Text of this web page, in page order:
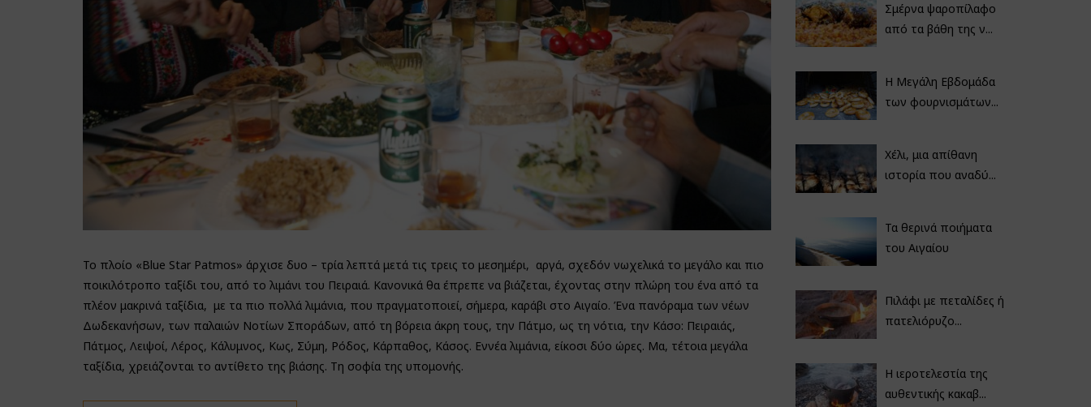
Το πλοίο «Blue Star Patmos» άρχισε δυο – τρία λεπτά μετά τις τρεις το μεσημέρι, αργά, σχεδόν νωχελικά το μεγάλο και πιο
ποικιλότροπο ταξίδι του, από το λιμάνι του Πειραιά. Κανονικά θα έπρεπε να βιάζεται, έχοντας στην πλώρη του ένα από τα
πλέον μακρινά ταξίδια, με τα πιο πολλά λιμάνια, που πραγματοποιεί, σήμερα, καράβι στο Αιγαίο. Ένα πανόραμα των νέων
Δωδεκανήσων, των παλαιών Νοτίων Σποράδων, από τη βόρεια άκρη τους, την Πάτμο, ως τη νότια, την Κάσο: Πειραιάς,
Πάτμος, Λειψοί, Λέρος, Κάλυμνος, Κως, Σύμη, Ρόδος, Κάρπαθος, Κάσος. Εννέα λιμάνια, είκοσι δύο ώρες. Μα, τέτοια μεγάλα
ταξίδια, χρειάζονται το αντίθετο της βιάσης. Τη σοφία της υπομονής.
Σμέρνα ψαροπίλαφο
από τα βάθη της ν...
Η Μεγάλη Εβδομάδα
των φουρνισμάτων...
Χέλι, μια απίθανη
ιστορία που αναδύ...
Τα θερινά ποιήματα
του Αιγαίου
Πιλάφι με πεταλίδες ή
πατελιόρυζο...
Η ιεροτελεστία της
αυθεντικής κακαβ...